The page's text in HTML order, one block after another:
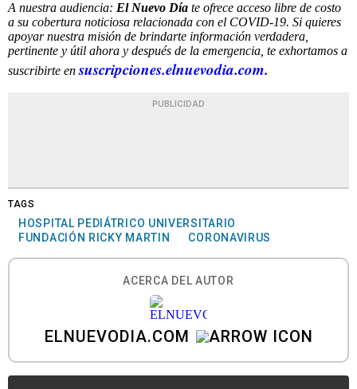
A nuestra audiencia: El Nuevo Día te ofrece acceso libre de costo
a su cobertura noticiosa relacionada con el COVID-19. Si quieres
apoyar nuestra misión de brindarte información verdadera,
pertinente y útil ahora y después de la emergencia, te exhortamos a
suscribirte ensuscripciones.elnuevodia.com.
PUBLICIDAD
TAGS
HOSPITAL PEDIÁTRICO UNIVERSITARIO
FUNDACIÓN RICKY MARTIN
CORONAVIRUS
ACERCA DEL AUTOR
ELNUEVODIA.COM